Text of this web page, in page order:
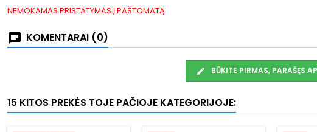
NEMOKAMAS PRISTATYMAS Į PAŠTOMATĄ
KOMENTARAI (0)
BŪKITE PIRMAS, PARAŠĘS
15 KITOS PREKĖS TOJE PAČIOJE KATEGORIJOJE: